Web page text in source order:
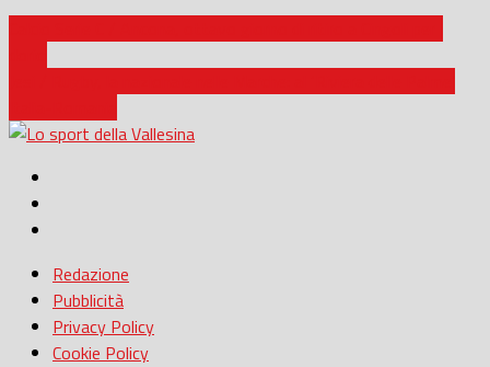
Redazione
Pubblicità
Privacy Policy
Cookie Policy